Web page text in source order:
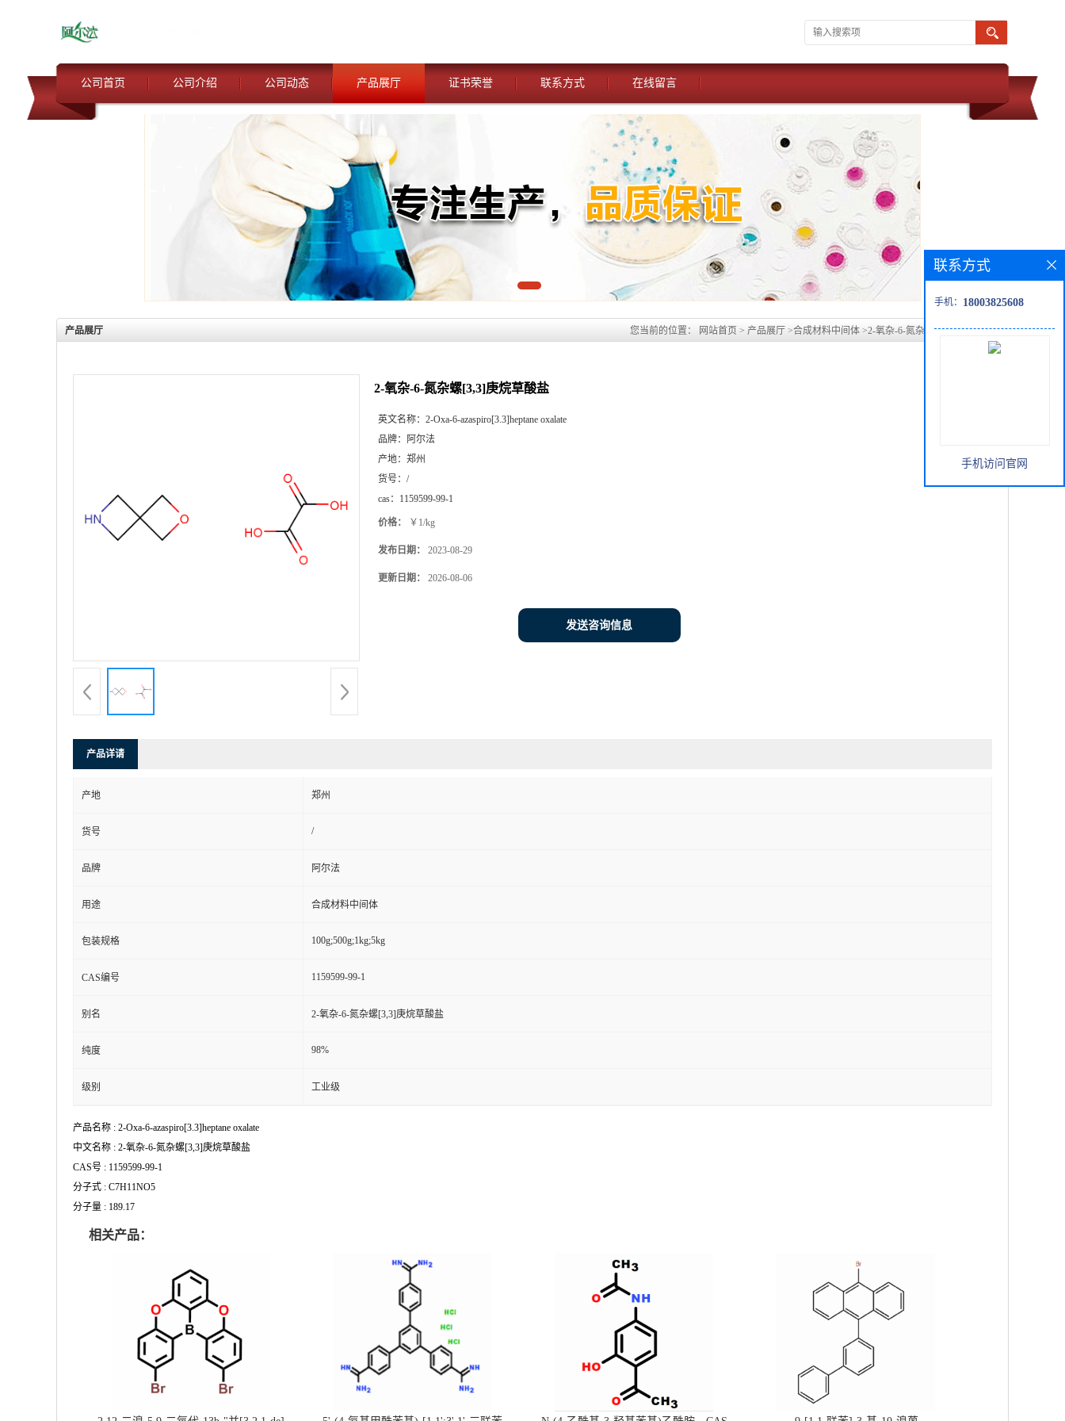
公司首页 公司介绍 公司动态 产品展厅 证书荣誉 联系方式 在线留言
产品展厅 您当前的位置： 网站首页 > 产品展厅 >合成材料中间体 >2-氧杂-6-氮杂螺[3,3]庚烷草酸盐
2-氧杂-6-氮杂螺[3,3]庚烷草酸盐
英文名称： 2-Oxa-6-azaspiro[3.3]heptane oxalate
品牌：
阿尔法
产地： 郑州
货号： /
cas： 1159599-99-1
价格： ￥1/kg
发布日期： 2023-08-29
更新日期： 2026-08-06
发送咨询信息
产品详请
产地 郑州
货号 /
品牌 阿尔法
用途 合成材料中间体
包装规格 100g;500g;1kg;5kg
CAS编号 1159599-99-1
别名 2-氧杂-6-氮杂螺[3,3]庚烷草酸盐
纯度 98%
级别 工业级
产品名称 : 2-Oxa-6-azaspiro[3.3]heptane oxalate
中文名称 : 2-氧杂-6-氮杂螺[3,3]庚烷草酸盐
CAS号 : 1159599-99-1
分子式 : C7H11NO5
分子量 : 189.17
相关产品：
联系方式
手机： 18003825608
手机访问官网